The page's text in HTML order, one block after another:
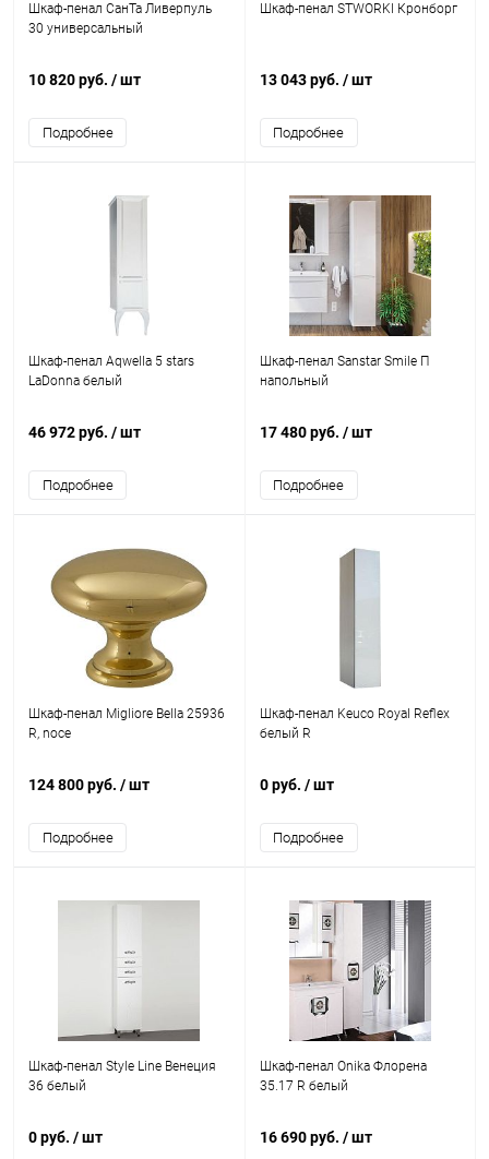
Шкаф-пенал СанТа Ливерпуль
30 универсальный
10 820 руб. / шт
Подробнее
Шкаф-пенал STWORKI Кронборг
13 043 руб. / шт
Подробнее
Шкаф-пенал Aqwella 5 stars
LaDonna белый
46 972 руб. / шт
Подробнее
Шкаф-пенал Sanstar Smile П
напольный
17 480 руб. / шт
Подробнее
Шкаф-пенал Migliore Bella 25936
R, noce
124 800 руб. / шт
Подробнее
Шкаф-пенал Keuco Royal Reflex
белый R
0 руб. / шт
Подробнее
Шкаф-пенал Style Line Венеция
36 белый
0 руб. / шт
Шкаф-пенал Onika Флорена
35.17 R белый
16 690 руб. / шт